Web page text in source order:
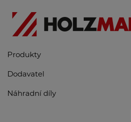
Produkty
Dodavatel
Náhradní díly